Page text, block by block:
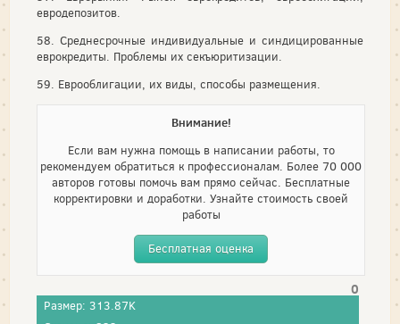
евродепозитов.
58. Среднесрочные индивидуальные и синдицированные
еврокредиты. Проблемы их секъюритизации.
59. Еврооблигации, их виды, способы размещения.
Внимание!
Если вам нужна помощь в написании работы, то
рекомендуем обратиться к профессионалам. Более 70 000
авторов готовы помочь вам прямо сейчас. Бесплатные
корректировки и доработки. Узнайте стоимость своей
работы
Бесплатная оценка
0
Размер: 313.87K